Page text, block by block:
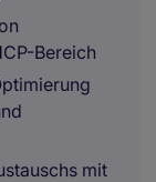
Bereich
mit